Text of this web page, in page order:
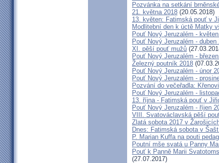
Pozvánka na setkání
21. května 2018 (20.05.2018)
13. květen: Fatimská pouť v
Modlitební den k úctě Matky
Pouť Nový Jeruzalém -
Pouť Nový Jeruzalém - duben
XI. pěší pouť mužů
Pouť Nový Jeruzalém -
Železný poutník 2018
Pouť Nový Jeruzalém - únor
Pouť Nový Jeruzalém -
Pozvání do večeřadla:
Pouť Nový Jeruzalém -
13. října - Fatimská pouť v
Pouť Nový Jeruzalém - říjen
VIII. Svatováclavská pěší
Zlatá sobota 2017 v
Dnes: Fatimská sobota v
P. Marian Kuffa na pouti
Poutní mše svatá u Panny
Pouť k Panně Marii
(27.07.2017)